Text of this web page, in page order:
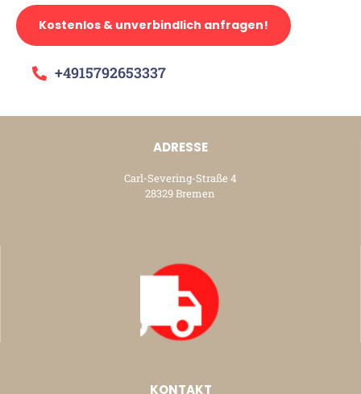
Kostenlos & unverbindlich anfragen!
+4915792653337
ADRESSE
Carl-Severing-Straße 4
28329 Bremen
KONTAKT